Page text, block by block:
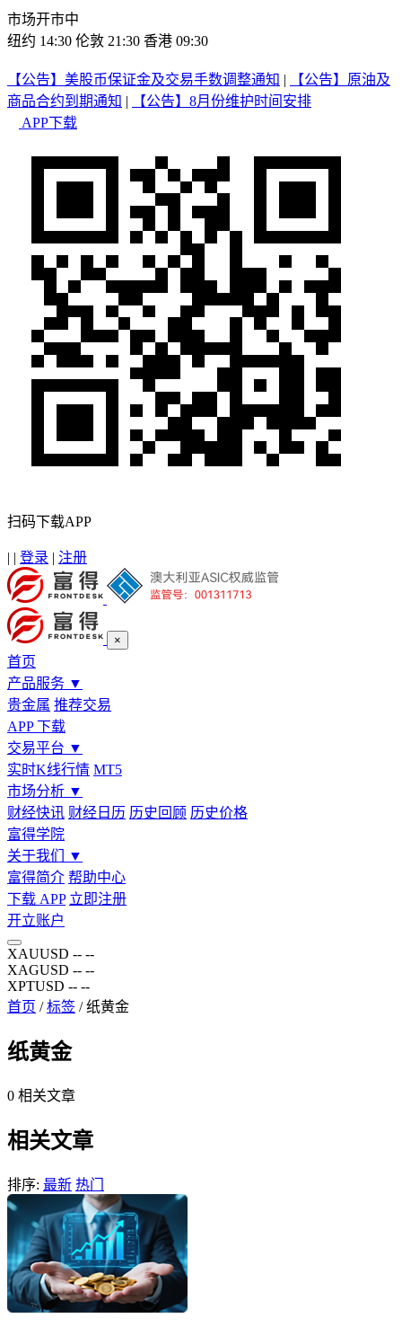
市场开市中
纽约 14:30 伦敦 21:30 香港 09:30
【公告】美股币保证金及交易手数调整通知 |
【公告】原油及
商品合约到期通知 |
【公告】8月份维护时间安排
APP下载
扫码下载APP
| | 登录 | 注册
×
首页
产品服务 ▼
贵金属 推荐交易
APP 下载
交易平台 ▼
实时K线行情 MT5
市场分析 ▼
财经快讯 财经日历 历史回顾 历史价格
富得学院
关于我们
▼
富得简介 帮助中心
下载 APP 立即注册
开立账户
XAUUSD -- --
XAGUSD -- --
XPTUSD -- --
首页 / 标签 / 纸黄金
纸黄金
0 相关文章
相关文章
排序: 最新 热门